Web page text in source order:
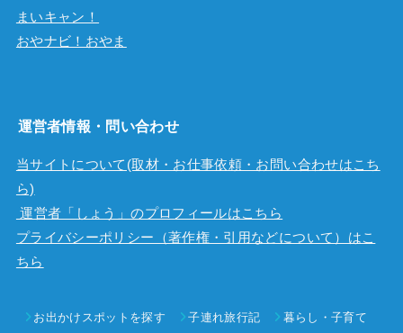
まいキャン！
おやナビ！おやま
運営者情報・問い合わせ
当サイトについて(取材・お仕事依頼・お問い合わせはこち
ら)
運営者「しょう」のプロフィールはこちら
プライバシーポリシー（著作権・引用などについて）はこ
ちら
お出かけスポットを探す 子連れ旅行記
暮らし・子育て